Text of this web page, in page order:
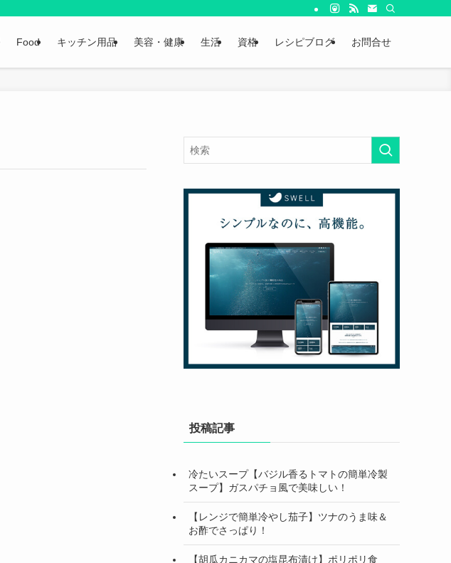
Food キッチン用品 美容・健康 生活 資格 レシピブログ お問合せ
投稿記事
冷たいスープ【バジル香るトマトの簡単冷製
スープ】ガスパチョ風で美味しい！
【レンジで簡単冷やし茄子】ツナのうま味＆
お酢でさっぱり！
【胡瓜カニカマの塩昆布漬け】ポリポリ食